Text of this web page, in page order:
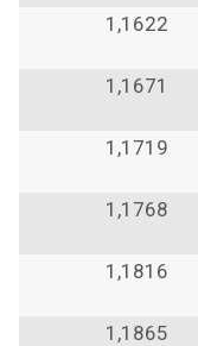
1,1622
1,1671
1,1719
1,1768
1,1816
1,1865